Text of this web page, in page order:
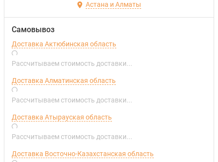
Астана и Алматы
Самовывоз
Доставка Актюбинская область
Рассчитываем стоимость доставки...
Доставка Алматинская область
Рассчитываем стоимость доставки...
Доставка Атырауская область
Рассчитываем стоимость доставки...
Доставка Восточно-Казахстанская область